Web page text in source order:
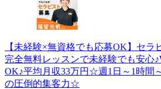
【未経験×無資格でも応募OK】セラ
完全無料レッスンで未経験でも安心
OK♪平均月収33万円☆週1日～1時間
の圧倒的集客力☆